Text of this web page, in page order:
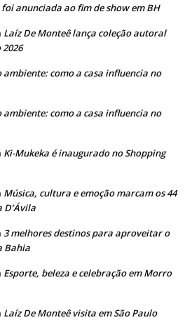
anunciada ao fim de show em BH
Laíz De Monteê lança coleção autoral
ambiente: como a casa influencia no
ambiente: como a casa influencia no
Ki-Mukeka é inaugurado no Shopping
Música, cultura e emoção marcam os 44
D’Ávila
3 melhores destinos para aproveitar o
Bahia
Esporte, beleza e celebração em Morro
Laíz De Monteê visita em São Paulo